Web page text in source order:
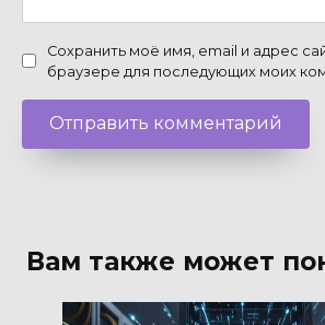
Сохранить моё имя, email и адрес
браузере для последующих моих
Вам также может